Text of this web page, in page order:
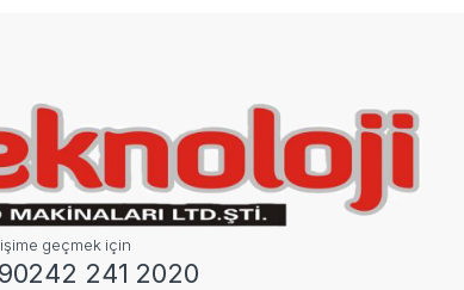
geçmek için
241 2020